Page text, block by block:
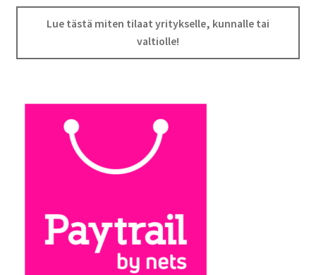
Lue tästä miten tilaat yritykselle, kunnalle tai
valtiolle!